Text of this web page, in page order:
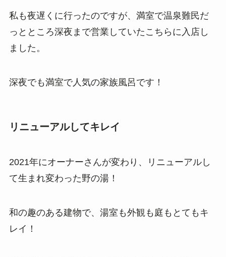
私も夜遅くに行ったのですが、満室で温泉難民だ
っとところ深夜まで営業していたこちらに入店し
ました。
深夜でも満室で人気の家族風呂です！
リニューアルしてキレイ
2021年にオーナーさんが変わり、リニューアルし
て生まれ変わった野の湯！
和の趣のある建物で、湯室も外観も庭もとてもキ
レイ！